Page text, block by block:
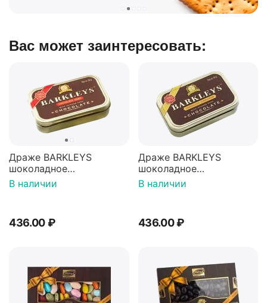
Вас может заинтересовать:
Драже BARKLEYS
шоколадное
CHOCOLATE MINT Мята
В наличии
436.00₽
Драже BARKLEYS
шоколадное
CHOCOLATE CINNAMON
Корица 50г
В наличии
436.00₽